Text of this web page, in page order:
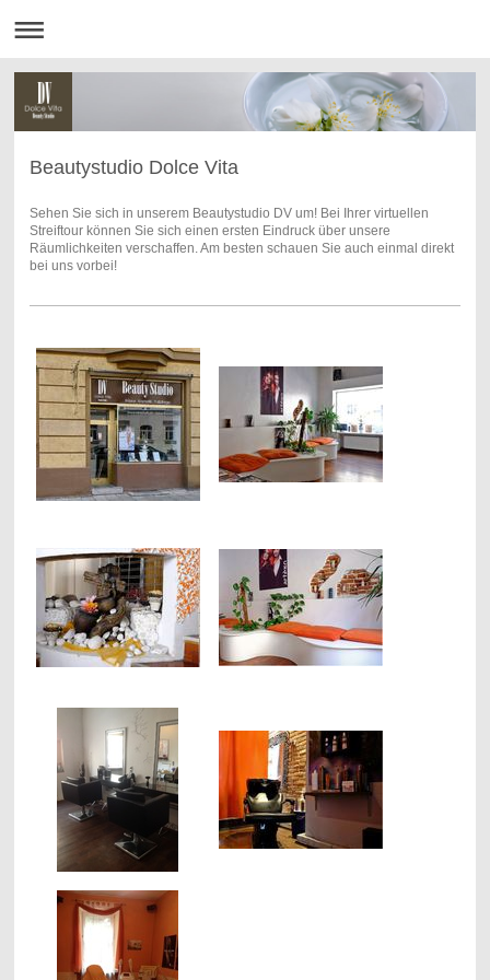
Beautystudio Dolce Vita
Sehen Sie sich in unserem Beautystudio DV um! Bei Ihrer virtuellen
Streiftour können Sie sich einen ersten Eindruck über unsere
Räumlichkeiten verschaffen. Am besten schauen Sie auch einmal direkt
bei uns vorbei!